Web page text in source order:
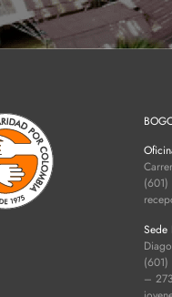
Sede
–